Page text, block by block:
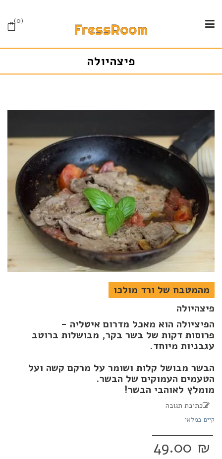
0
פיצהיולה
מהמטבח של ורד מולכו
פיצהיולה
הפיציולה הוא מאכל מדרום איטליה -
פרוסות דקות של בשר בקר, מבושלות ברוטב
עגבניות מיוחד.
הבשר מבושל קלות ושומר על מרקם קשה ועל
הטעמים העמוקים של הבשר.
מומלץ לאוהבי הבשר!
כתיבת תגובה
קיים במלאי
49.00 ₪